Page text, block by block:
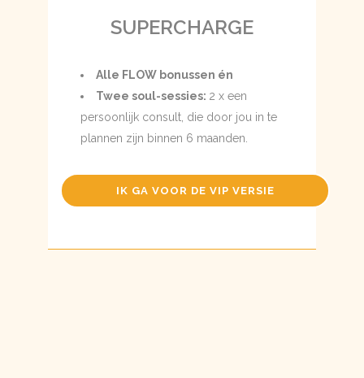
SUPERCHARGE
Alle FLOW bonussen én
Twee soul-sessies: 2 x een
persoonlijk consult, die door jou in te
plannen zijn binnen 6 maanden.
IK GA VOOR DE VIP VERSIE